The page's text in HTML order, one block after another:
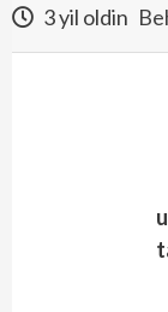
3 yil oldin